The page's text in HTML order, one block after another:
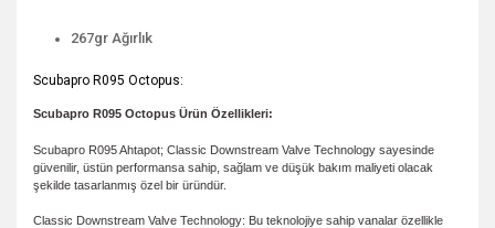
267gr Ağırlık
Scubapro R095 Octopus:
Scubapro R095 Octopus Ürün Özellikleri:
Scubapro R095 Ahtapot; Classic Downstream Valve Technology sayesinde
güvenilir, üstün performansa sahip, sağlam ve düşük bakım maliyeti olacak
şekilde tasarlanmış özel bir üründür.
Classic Downstream Valve Technology: Bu teknolojiye sahip vanalar özellikle